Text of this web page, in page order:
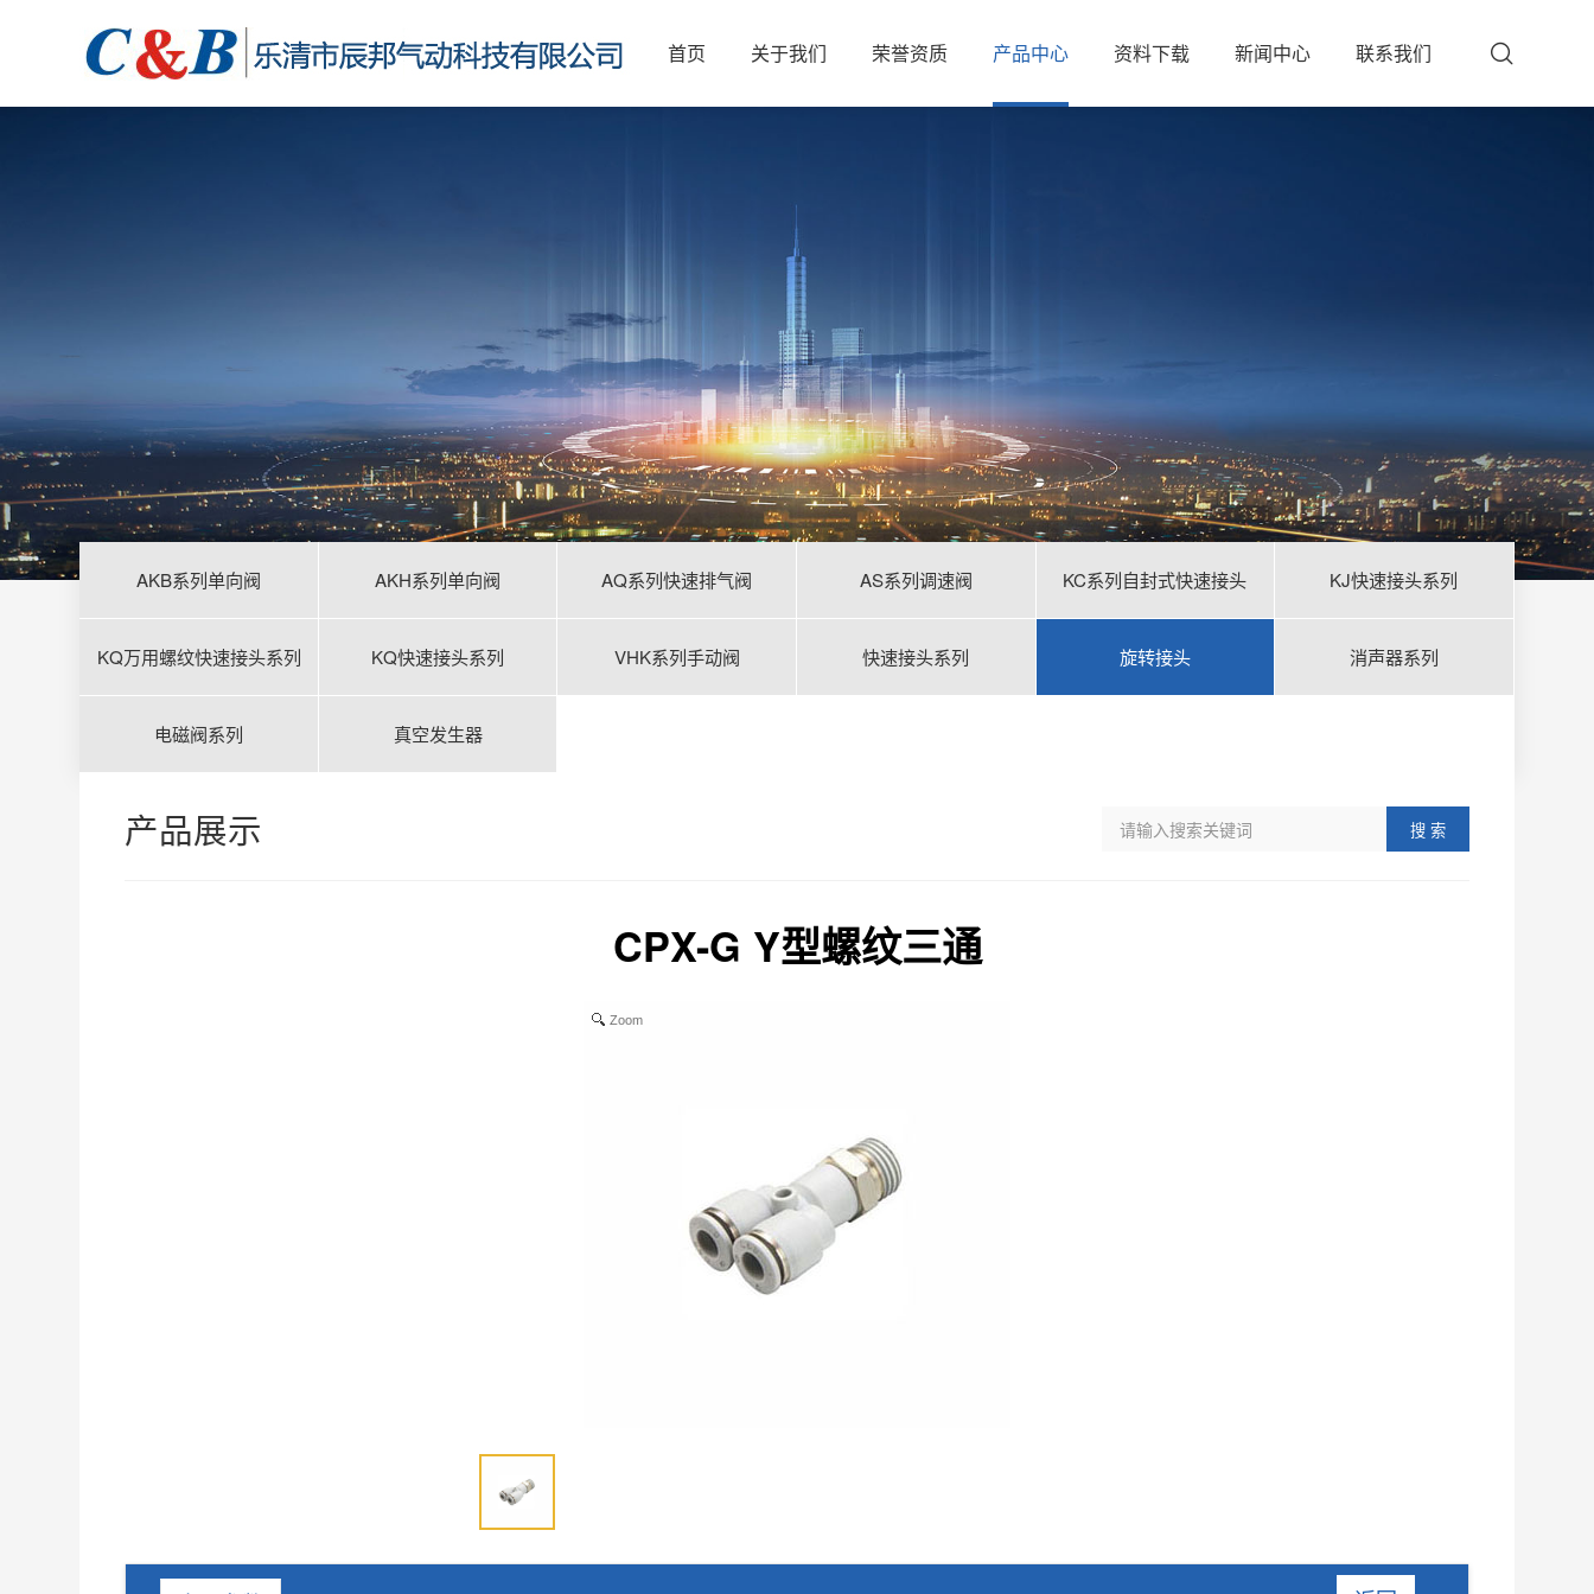
首页 关于我们 荣誉资质 产品中心 资料下载 新闻中心 联系我们
AKB系列单向阀 AKH系列单向阀 AQ系列快速排气阀 AS系列调速阀 KC系列自封式快速接头 KJ快速接头系列
KQ万用螺纹快速接头系列 KQ快速接头系列 VHK系列手动阀 快速接头系列 旋转接头 消声器系列
电磁阀系列 真空发生器
搜 索
产品展示
CPX-G Y型螺纹三通
Zoom